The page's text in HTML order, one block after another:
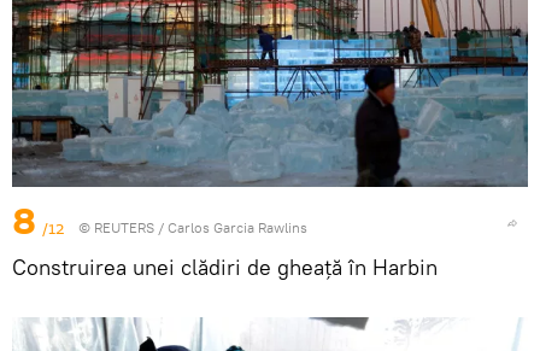
8 /12 © REUTERS / Carlos Garcia Rawlins
Construirea unei clădiri de gheață în Harbin